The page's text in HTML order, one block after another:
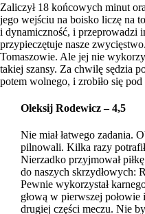
Zaliczył 18 końcowych minut
jego wejściu na boisko liczę na
i dynamiczność, i przeprowadzi
przypieczętuje nasze
Tomaszowie. Ale jej nie
takiej szansy. Za chwilę sędzia
potem wolnego, i zrobiło się pod
Oleksij Rodewicz – 4,5
Nie miał łatwego zadania.
pilnowali. Kilka razy
Nierzadko przyjmował
do naszych skrzydłowych:
Pewnie wykorzystał
głową w pierwszej
drugiej części meczu. Nie